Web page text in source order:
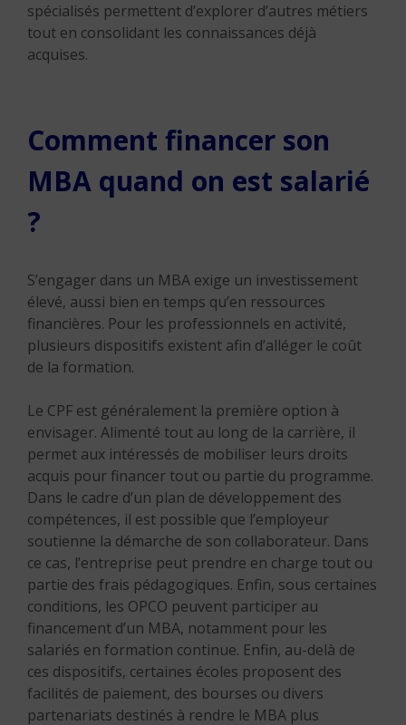
spécialisés permettent d’explorer d’autres métiers
tout en consolidant les connaissances déjà
acquises.
Comment financer son
MBA quand on est salarié
?
S’engager dans un MBA exige un investissement
élevé, aussi bien en temps qu’en ressources
financières. Pour les professionnels en activité,
plusieurs dispositifs existent afin d’alléger le coût
de la formation.
Le CPF est généralement la première option à
envisager. Alimenté tout au long de la carrière, il
permet aux intéressés de mobiliser leurs droits
acquis pour financer tout ou partie du programme.
Dans le cadre d’un plan de développement des
compétences, il est possible que l’employeur
soutienne la démarche de son collaborateur. Dans
ce cas, l’entreprise peut prendre en charge tout ou
partie des frais pédagogiques. Enfin, sous certaines
conditions, les OPCO peuvent participer au
financement d’un MBA, notamment pour les
salariés en formation continue. Enfin, au-delà de
ces dispositifs, certaines écoles proposent des
facilités de paiement, des bourses ou divers
partenariats destinés à rendre le MBA plus